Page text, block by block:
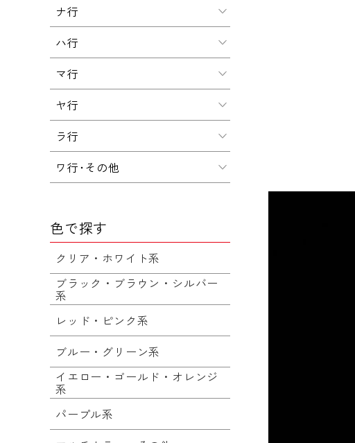
ナ行
ハ行
マ行
ヤ行
ラ行
ワ行･その他
色で探す
クリア・ホワイト系
ブラック・ブラウン・シルバー
系
レッド・ピンク系
ブルー・グリーン系
イエロー・ゴールド・オレンジ
系
パープル系